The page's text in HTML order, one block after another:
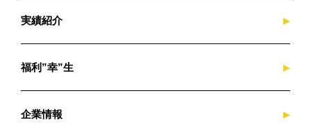
実績紹介
福利”幸”生
企業情報